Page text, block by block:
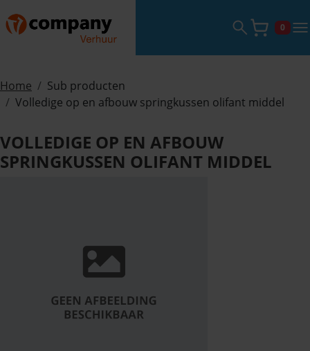
Zoekveld0
Home
Sub producten
Volledige op en afbouw springkussen olifant middel
VOLLEDIGE OP EN AFBOUW
SPRINGKUSSEN OLIFANT MIDDEL